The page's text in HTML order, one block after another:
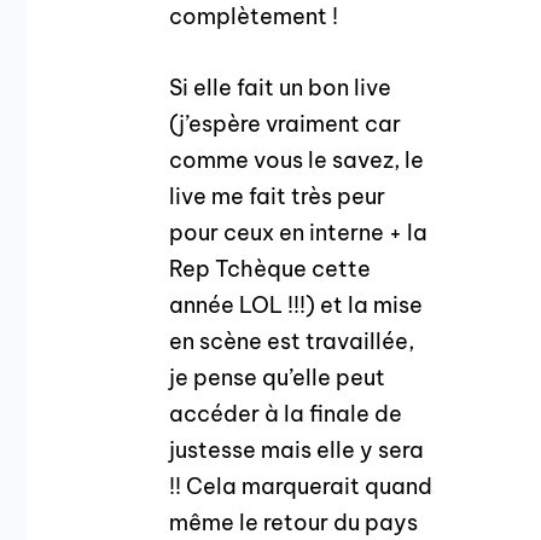
complètement !
Si elle fait un bon live
(j’espère vraiment car
comme vous le savez, le
live me fait très peur
pour ceux en interne + la
Rep Tchèque cette
année LOL !!!) et la mise
en scène est travaillée,
je pense qu’elle peut
accéder à la finale de
justesse mais elle y sera
!! Cela marquerait quand
même le retour du pays